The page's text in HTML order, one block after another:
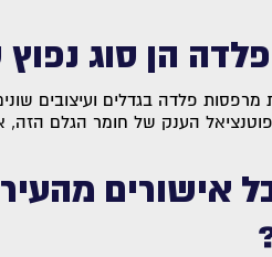
הן סוג
פלדה בגדלים ועיצובים
הענק של חומר הגלם הזה,
אישורים